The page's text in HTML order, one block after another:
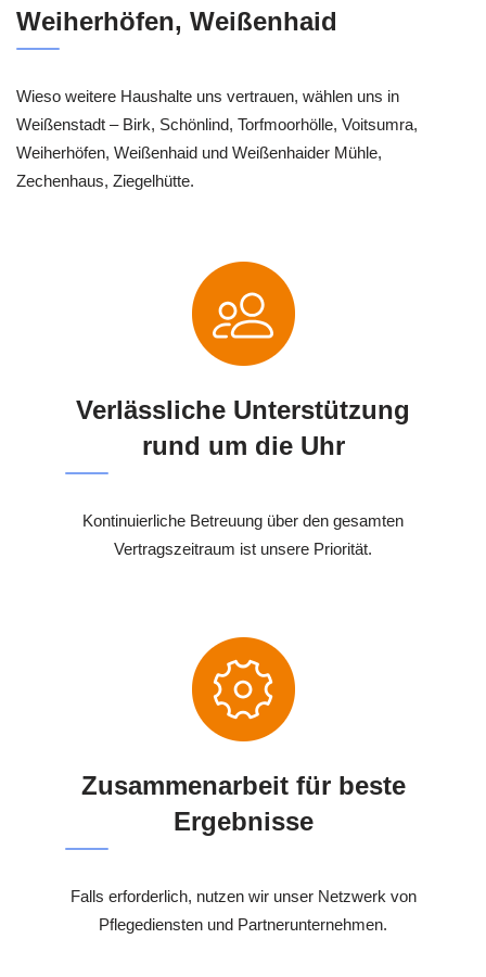
Weiherhöfen, Weißenhaid
Wieso weitere Haushalte uns vertrauen, wählen uns in
Weißenstadt – Birk, Schönlind, Torfmoorhölle, Voitsumra,
Weiherhöfen, Weißenhaid und Weißenhaider Mühle,
Zechenhaus, Ziegelhütte.
Verlässliche Unterstützung
rund um die Uhr
Kontinuierliche Betreuung über den gesamten
Vertragszeitraum ist unsere Priorität.
Zusammenarbeit für beste
Ergebnisse
Falls erforderlich, nutzen wir unser Netzwerk von
Pflegediensten und Partnerunternehmen.